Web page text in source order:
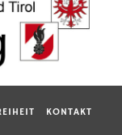
KONTAKT